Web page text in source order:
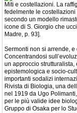
Miti e costellazioni. La
fedelmente le costellazioni
secondo un modello
icone di S. Giorgio che
Madre, p. 93].
Sermonti non si arrende,
Concentrandosi
un approccio strutturalista,
epistemologica e socio-
importanti sodalizi
Rivista di Biologia, una
nel 1919 da Ugo
per le più valide idee
Gruppo di Osaka per lo